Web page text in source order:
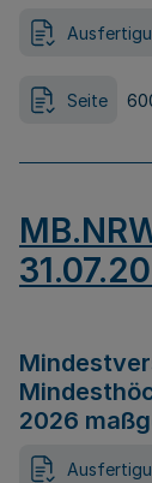
Seite
2026